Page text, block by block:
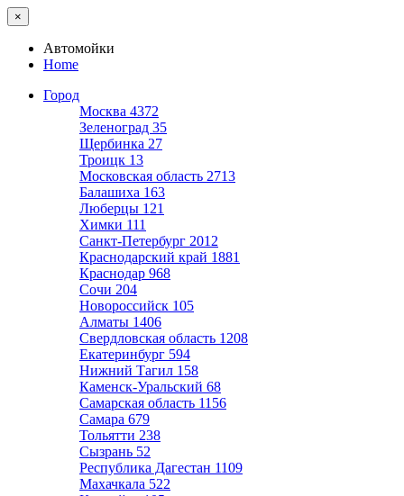
×
Автомойки
Home
Город
Москва 4372
Зеленоград 35
Щербинка 27
Троицк 13
Московская область 2713
Балашиха 163
Люберцы 121
Химки 111
Санкт-Петербург 2012
Краснодарский край 1881
Краснодар 968
Сочи 204
Новороссийск 105
Алматы 1406
Свердловская область 1208
Екатеринбург 594
Нижний Тагил 158
Каменск-Уральский 68
Самарская область 1156
Самара 679
Тольятти 238
Сызрань 52
Республика Дагестан 1109
Махачкала 522